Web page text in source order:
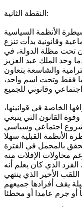
النقطة الثانية:
الأنظمة السياسية
وقانونية بدأت تنزع
تحت مظلة الدولة، في
وحد الملك عبد العزيز
والشاسعة بتعاون
فقط وتحت اسم واحد،
الخاصة في قوانينها،
القانون التي ينبغي
مشروع اجتماعي وسياسي
الأنظمة القبلية سهلا
بالمجمل في الفترة
محاولات الإفلات منه
الفرد الذي كان يعلم أنه
الأخير الذي ينتهي
يقف أفرادها جميعهم